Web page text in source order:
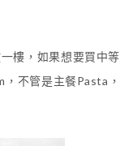
樓，如果想要買中等
不管是主餐Pasta，